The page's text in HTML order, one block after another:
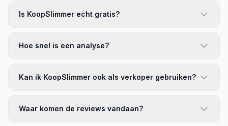
Is KoopSlimmer echt gratis?
Hoe snel is een analyse?
Kan ik KoopSlimmer ook als verkoper gebruiken?
Waar komen de reviews vandaan?